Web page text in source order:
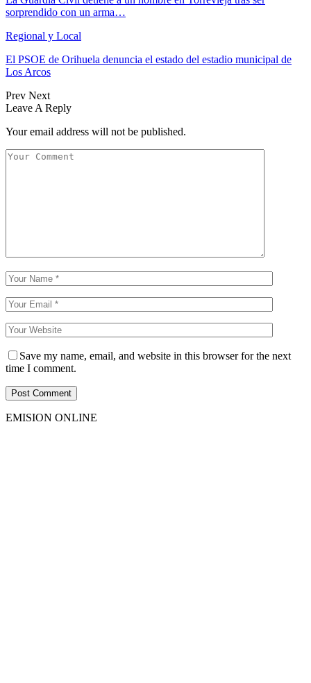
sorprendido con un arma…
Regional y Local
El PSOE de Orihuela denuncia el estado del estadio municipal de
Los Arcos
Prev Next
Leave A Reply
Your email address will not be published.
Save my name, email, and website in this browser for the next
time I comment.
EMISION ONLINE